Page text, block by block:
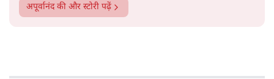
अपूर्वानंदकी और स्टोरी पढ़ें